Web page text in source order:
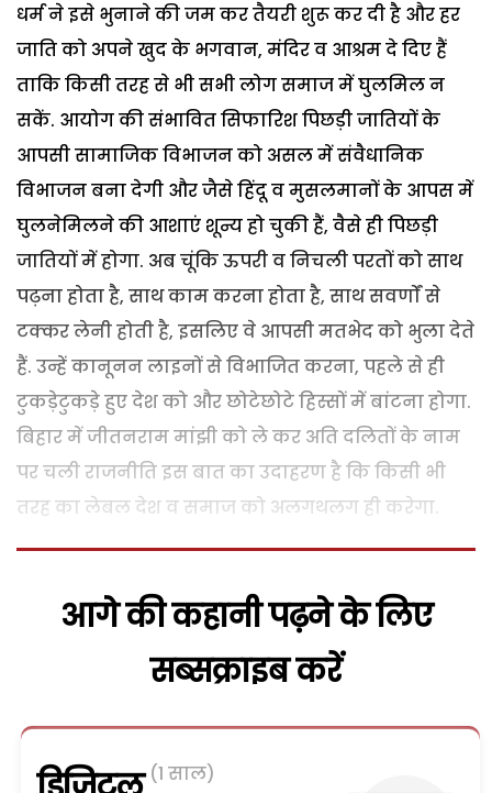
धर्म ने इसे भुनाने की जम कर तैयरी शुरू कर दी है और हर
जाति को अपने खुद के भगवान, मंदिर व आश्रम दे दिए हैं
ताकि किसी तरह से भी सभी लोग समाज में घुलमिल न
सकें. आयोग की संभावित सिफारिश पिछड़ी जातियों के
आपसी सामाजिक विभाजन को असल में संवैधानिक
विभाजन बना देगी और जैसे हिंदू व मुसलमानों के आपस में
घुलनेमिलने की आशाएं शून्य हो चुकी हैं, वैसे ही पिछड़ी
जातियों में होगा. अब चूंकि ऊपरी व निचली परतों को साथ
पढ़ना होता है, साथ काम करना होता है, साथ सवर्णों से
टक्कर लेनी होती है, इसलिए वे आपसी मतभेद को भुला देते
हैं. उन्हें कानूनन लाइनों से विभाजित करना, पहले से ही
टुकड़ेटुकड़े हुए देश को और छोटेछोटे हिस्सों में बांटना होगा.
बिहार में जीतनराम मांझी को ले कर अति दलितों के नाम
पर चली राजनीति इस बात का उदाहरण है कि किसी भी
तरह का लेबल देश व समाज को अलगथलग ही करेगा.
आगे की कहानी पढ़ने के लिए
सब्सक्राइब करें
(1 साल)